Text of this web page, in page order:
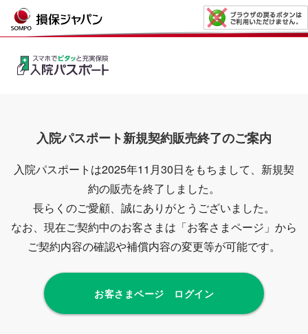
入院パスポート新規契約販売終了のご案内
入院パスポートは2025年11月30日をもちまして、新規契
約の販売を終了しました。
長らくのご愛顧、誠にありがとうございました。
なお、現在ご契約中のお客さまは「お客さまページ」から
ご契約内容の確認や補償内容の変更等が可能です。
お客さまページ ログイン